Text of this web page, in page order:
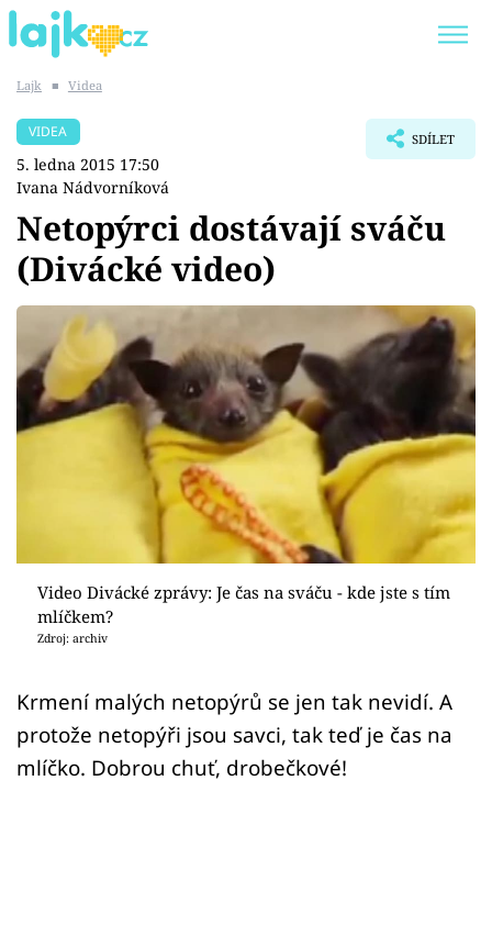
SHOPAHOLICADEL
Témata
Showbyznys
Youtubeři
Sex a vztahy
Sledujte prima+
Sledujte nás
Lajk ■ Videa
VIDEA
5. ledna 2015 17:50
Ivana Nádvorníková
SDÍLET
Netopýrci dostávají sváču
(Divácké video)
Video Divácké zprávy: Je čas na sváču - kde jste s tím
mlíčkem?
Zdroj: archiv
Krmení malých netopýrů se jen tak nevidí. A
protože netopýři jsou savci, tak teď je čas na
mlíčko. Dobrou chuť, drobečkové!